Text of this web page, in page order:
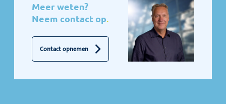
Meer weten?
Neem contact op.
Contact opnemen